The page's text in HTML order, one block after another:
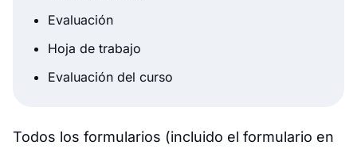
Evaluación
Hoja de trabajo
Evaluación del curso
Todos los formularios (incluido el formulario en